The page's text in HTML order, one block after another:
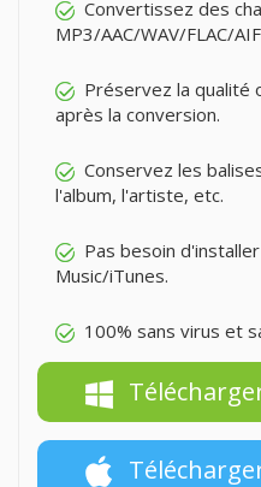
Convertissez des
MP3/AAC/WAV/FLAC/
Préservez la qualité
après la conversion.
Conservez les
l'album, l'artiste, etc.
Pas besoin
Music/iTunes.
100% sans virus et